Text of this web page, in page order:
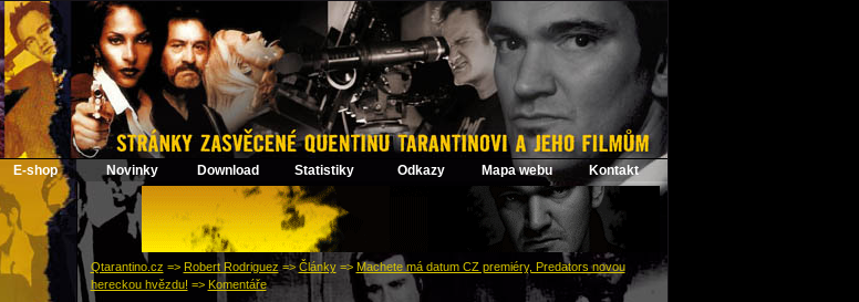
E-shop Novinky Download Statistiky Odkazy Mapa webu Kontakt
Qtarantino.cz => Robert Rodriguez => Články=> Machete má datum CZ premiéry, Predators novou
hereckou hvězdu! => Komentáře